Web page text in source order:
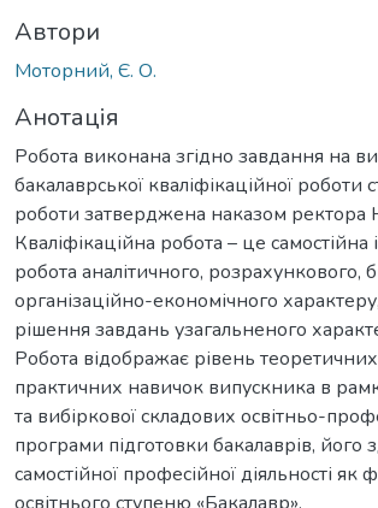
Автори
Моторний, Є. О.
Анотація
Робота виконана згідно завдання на
бакалаврської кваліфікаційної роботи
роботи затверджена наказом ректора
Кваліфікаційна робота – це самостійна
робота аналітичного, розрахункового,
організаційно-економічного
рішення завдань узагальненого
Робота відображає рівень
практичних навичок випускника в
та вибіркової складових освітньо-
програми підготовки бакалаврів, його
самостійної професійної діяльності як